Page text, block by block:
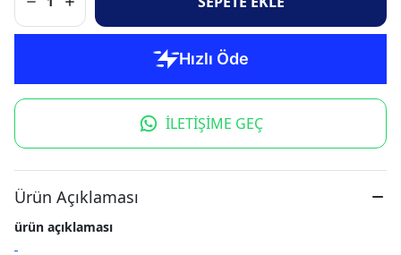
İLETİŞİME GEÇ
Ürün Açıklaması
ürün açıklaması